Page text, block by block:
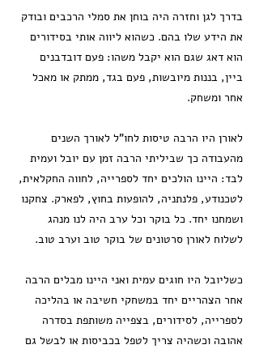
בדרך לגן וחזרה היה בוחן את סמלי הרכבים ובודק
את הידע שלו בהם. כשהוא ליווה אותי בסידורים
הוא דאג שגם הוא יקבל משהו: פעם דובדבנים
ביין, בננות מיובשות, פעם בגד, ממתק או מאכל
אחר ומשחק.
לאורן היו הרבה טיסות לחו"ל לאורך השנים
מהעבודה כך שביליתי הרבה זמן עם יובל ועמית
לבד: היינו הולכים יחד לספרייה, לחווה החקלאית,
לטכנודע, פלנתניה, להופעות בחוץ, לפארק. צחקנו
ושמחנו יחד. כל בוקר וכל ערב היה לנו מנהג
לשלוח לאורן סרטונים של בוקר טוב וערב טוב.
כשליובל היו חוגים עמית ואני היינו מבלים הרבה
אחר הצהריים יחד במשחקי חשיבה או בהליכה
לספרייה, לסידורים, בצפייה משותפת בסדרה
אהובה וכשהיה צריך לטפל בכביסות או לבשל גם